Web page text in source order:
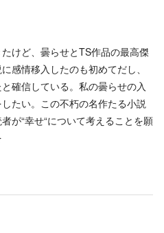
けど、曇らせとTS作品の最高傑
感情移入したのも初めてだし、
確信している。私の曇らせの入
たい。この不朽の名作たる小説
が“幸せ“について考えることを願